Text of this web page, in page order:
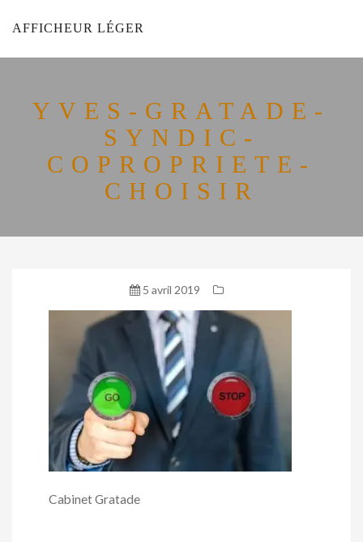
AFFICHEUR LÉGER
YVES-GRATADE-
SYNDIC-
COPROPRIETE-
CHOISIR
5 avril 2019
Cabinet Gratade